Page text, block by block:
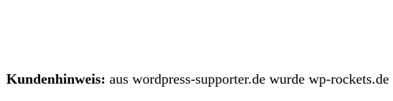
Kundenhinweis: aus wordpress-supporter.de wurde wp-rockets.de